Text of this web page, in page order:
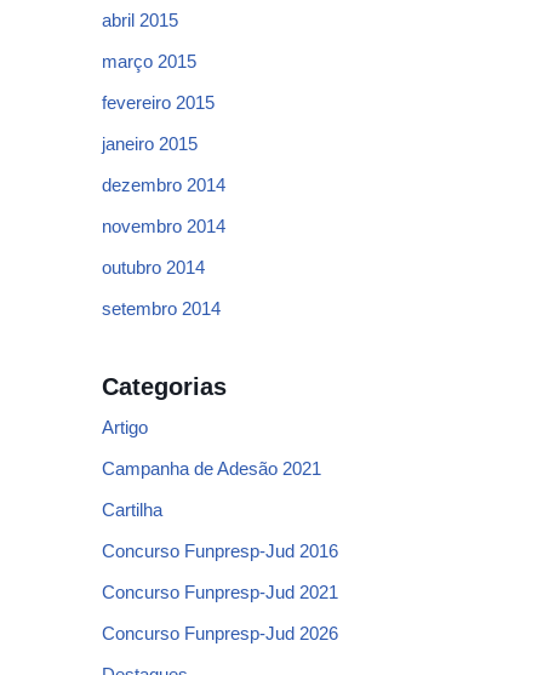
abril 2015
março 2015
fevereiro 2015
janeiro 2015
dezembro 2014
novembro 2014
outubro 2014
setembro 2014
Categorias
Artigo
Campanha de Adesão 2021
Cartilha
Concurso Funpresp-Jud 2016
Concurso Funpresp-Jud 2021
Concurso Funpresp-Jud 2026